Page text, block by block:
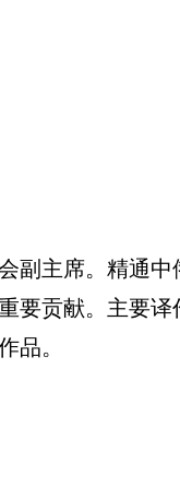
主席。精通中
要贡献。主要译
品。